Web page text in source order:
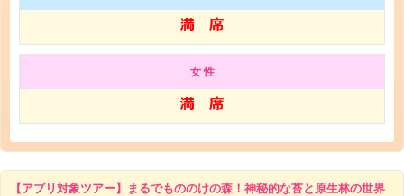
女 性
【アプリ対象ツアー】まるでもののけの森！神秘的な苔と原生林の世界